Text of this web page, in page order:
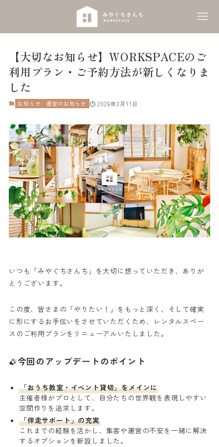
【大切なお知らせ】WORKSPACEのご
利用プラン・ご予約方法が新しくなりま
した
お知らせ 運営のお知らせ 2026年3月11日
いつも「みやぐちさんち」を大切に想っていただき、ありが
とうございます。
この度、皆さまの「やりたい！」をもっと深く、そして確実
に形にするお手伝いをさせていただくため、レンタルスペー
スのご利用プランをリニューアルいたしました。
今回のアップデートのポイント
「おうち教室・イベント貸切」をメインに
主催者様がプロとして、自分たちの世界観を表現しやすい
空間作りを追求します。
「伴走サポート」の充実
これまでの経験を活かし、集客や運営の不安を一緒に解決
するオプションを新設しました。